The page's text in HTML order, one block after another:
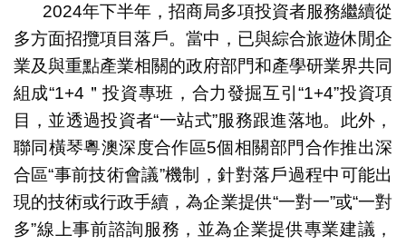
2024年下半年，招商局多項投資者服務繼續從
多方面招攬項目落戶。當中，已與綜合旅遊休閒企
業及與重點產業相關的政府部門和產學研業界共同
組成“1+4＂投資專班，合力發掘互引“1+4”投資項
目，並透過投資者“一站式”服務跟進落地。此外，
聯同橫琴粵澳深度合作區5個相關部門合作推出深
合區“事前技術會議”機制，針對落戶過程中可能出
現的技術或行政手續，為企業提供“一對一”或“一對
多”線上事前諮詢服務，並為企業提供專業建議，